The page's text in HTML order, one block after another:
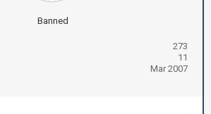
Banned
273
11
Mar 2007